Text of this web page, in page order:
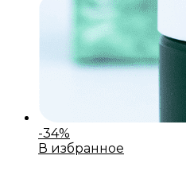
-34%
В избранное